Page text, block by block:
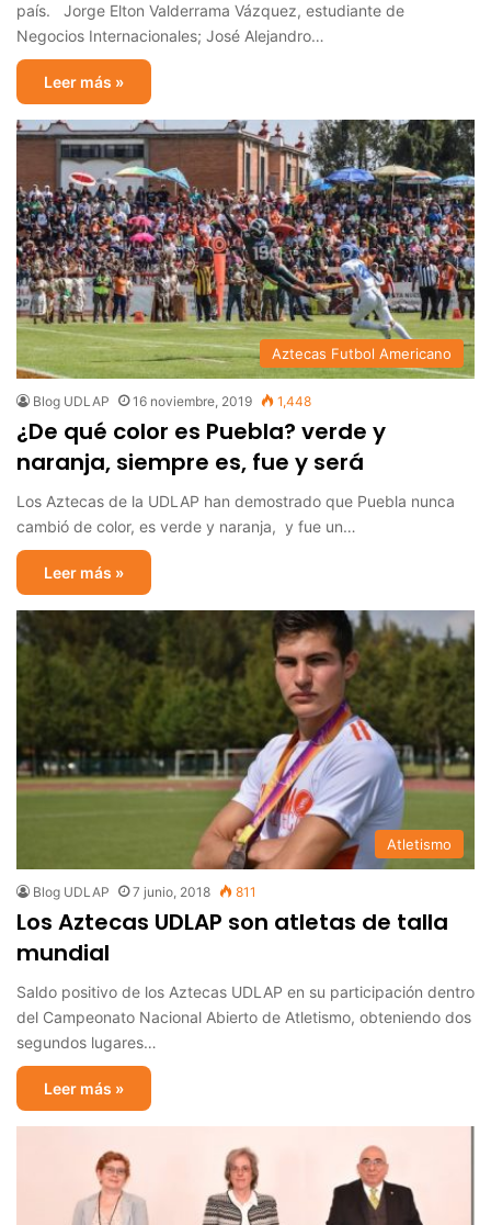
país. Jorge Elton Valderrama Vázquez, estudiante de
Negocios Internacionales; José Alejandro…
Leer más »
Aztecas Futbol Americano
Blog UDLAP 16 noviembre, 2019 1,448
¿De qué color es Puebla? verde y
naranja, siempre es, fue y será
Los Aztecas de la UDLAP han demostrado que Puebla nunca
cambió de color, es verde y naranja, y fue un…
Leer más »
Atletismo
Blog UDLAP 7 junio, 2018 811
Los Aztecas UDLAP son atletas de talla
mundial
Saldo positivo de los Aztecas UDLAP en su participación dentro
del Campeonato Nacional Abierto de Atletismo, obteniendo dos
segundos lugares…
Leer más »